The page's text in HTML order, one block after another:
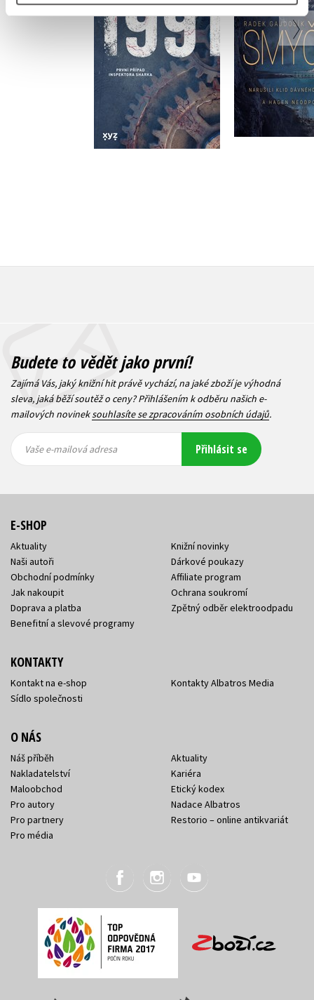
Franck Thilliez
Do košíku
599 Kč
479 Kč
Radek
Do
319 Kč
Budete to vědět jako první!
Zajímá Vás, jaký knižní hit právě vychází, na jaké zboží je výhodná
sleva, jaká běží soutěž o ceny? Přihlášením k odběru našich e-
mailových novineksouhlasíte se zpracováním osobních údajů.
mailová
mailová
Vaše e-mailová adresa Přihlásit se
E-SHOP
Aktuality
Naši autoři
Obchodní podmínky
Jak nakoupit
Doprava a platba
Benefitní a slevové programy
Knižní novinky
Dárkové poukazy
Affiliate program
Ochrana soukromí
Zpětný odběr elektroodpadu
KONTAKTY
Kontakt na e-shop
Sídlo společnosti
Kontakty Albatros Media
O NÁS
Náš příběh
Nakladatelství
Maloobchod
Pro autory
Pro partnery
Pro média
Aktuality
Kariéra
Etický kodex
Nadace Albatros
Restorio – online antikvariát